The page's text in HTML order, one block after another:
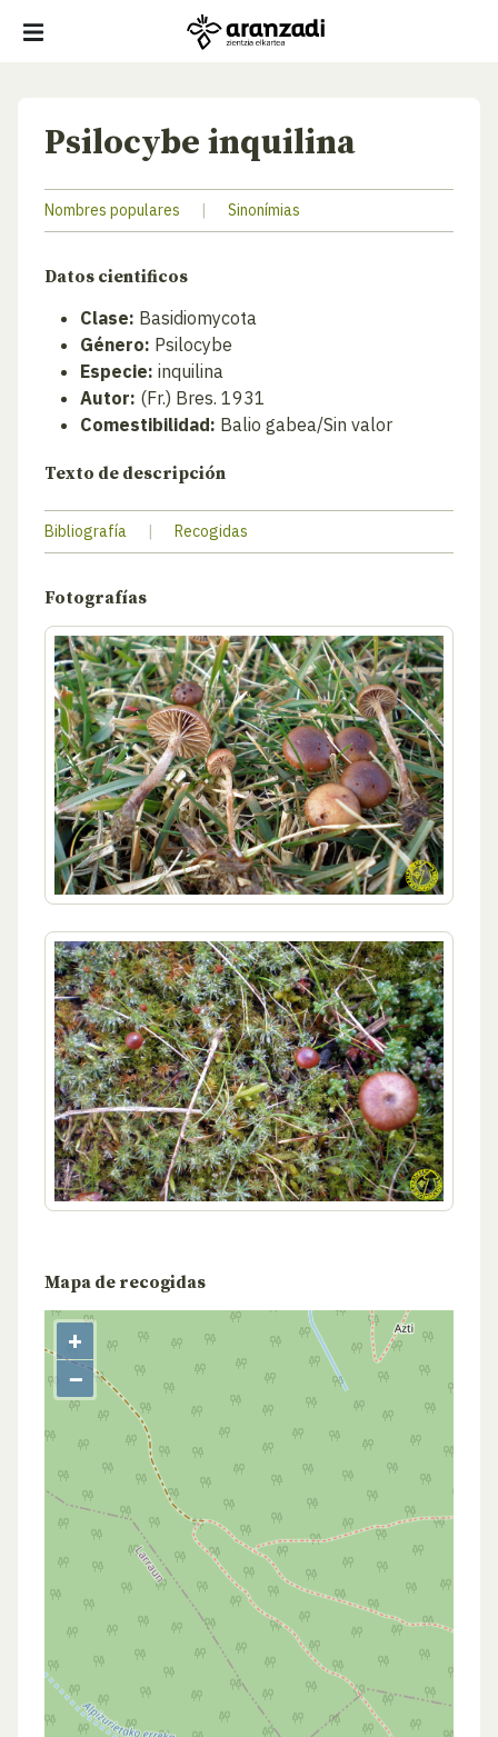
Psilocybe inquilina
Nombres populares | Sinonímias
Datos cientificos
Clase: Basidiomycota
Género: Psilocybe
Especie: inquilina
Autor: (Fr.) Bres. 1931
Comestibilidad: Balio gabea/Sin valor
Texto de descripción
Bibliografía | Recogidas
Fotografías
Mapa de recogidas
+
−